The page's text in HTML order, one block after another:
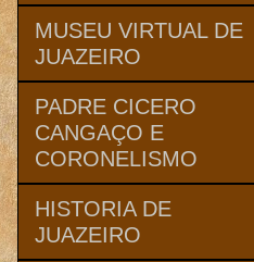
MUSEU VIRTUAL DE
JUAZEIRO
PADRE CICERO
CANGAÇO E
CORONELISMO
HISTORIA DE
JUAZEIRO